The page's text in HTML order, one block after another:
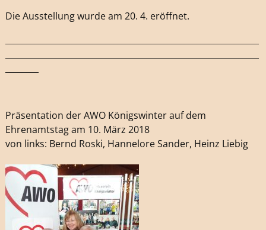
Die Ausstellung wurde am 20. 4. eröffnet.
Präsentation der AWO Königswinter auf dem
Ehrenamtstag am 10. März 2018
von links: Bernd Roski, Hannelore Sander, Heinz Liebig